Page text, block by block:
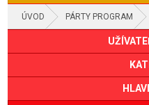
ÚVOD PÁRTY PROGRAM